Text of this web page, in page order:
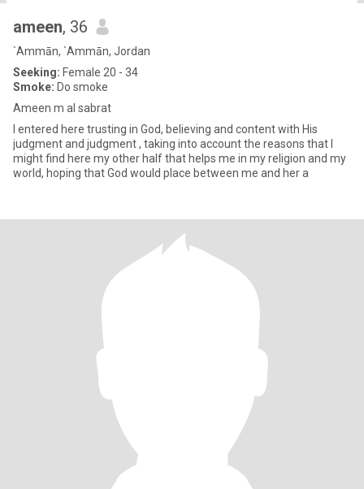
ameen, 36
`Ammān, `Ammān, Jordan
Seeking: Female 20 - 34
Smoke: Do smoke
Ameen m al sabrat
I entered here trusting in God, believing and content with His
judgment and judgment , taking into account the reasons that I
might find here my other half that helps me in my religion and my
world, hoping that God would place between me and her a